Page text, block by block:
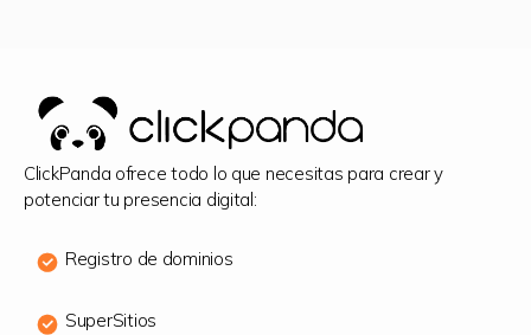
ClickPanda ofrece todo lo que necesitas para crear y
potenciar tu presencia digital:
Registro de dominios
SuperSitios